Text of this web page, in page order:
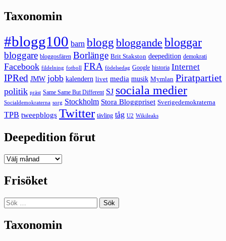
Taxonomin
#blogg100 barn blogg bloggande bloggar
bloggare bloggosfären Borlänge Brit Stakston deepedition demokrati
Facebook fildelning fotboll FRA födelsedag Google historia Internet
IPRed JMW jobb kalendern livet media musik Mymlan Piratpartiet
politik präst Same Same But Different SJ sociala medier
Socialdemokraterna sorg Stockholm Stora Bloggpriset Sverigedemokraterna
TPB tweepblogs Twitter tävling tåg U2 Wikileaks
Deepedition förut
Deepedition
Frisöket
Sök
efter:
Taxonomin